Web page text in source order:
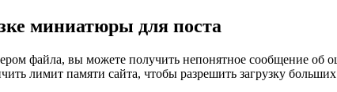
миниатюры для поста
файла, вы можете получить непонятное сообщение об
лимит памяти сайта, чтобы разрешить загрузку